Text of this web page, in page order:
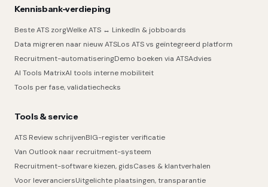
Kennisbank-verdieping
Beste ATS zorgWelke ATS ↔ LinkedIn & jobboards
Data migreren naar nieuw ATSLos ATS vs geïntegreerd platform
Recruitment-automatiseringDemo boeken via ATSAdvies
AI Tools MatrixAI tools interne mobiliteit
Tools per fase, validatiechecks
Tools & service
ATS Review schrijvenBIG-register verificatie
Van Outlook naar recruitment-systeem
Recruitment-software kiezen, gidsCases & klantverhalen
Voor leveranciersUitgelichte plaatsingen, transparantie